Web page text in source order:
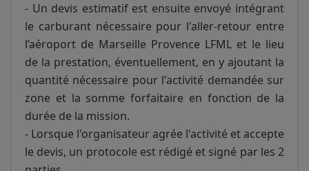
- Un devis estimatif est ensuite envoyé intégrant
le carburant nécessaire pour l'aller-retour entre
l’aéroport de Marseille Provence LFML et le lieu
de la prestation, éventuellement, en y ajoutant la
quantité nécessaire pour l'activité demandée sur
zone et la somme forfaitaire en fonction de la
durée de la mission.
- Lorsque l'organisateur agrée l'activité et accepte
le devis, un protocole est rédigé et signé par les 2